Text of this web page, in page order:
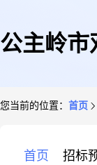
公主岭市
您当前的位置： 首页
首页 招标